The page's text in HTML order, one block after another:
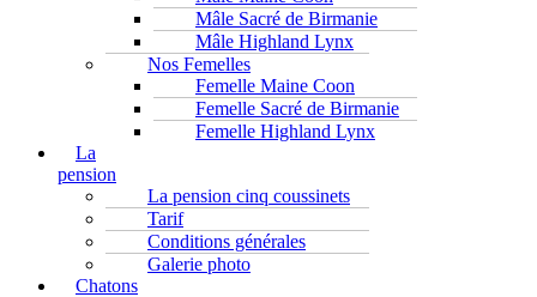
Mâle Sacré de Birmanie
Mâle Highland Lynx
Nos Femelles
Femelle Maine Coon
Femelle Sacré de Birmanie
Femelle Highland Lynx
La
pension
La pension cinq coussinets
Tarif
Conditions générales
Galerie photo
Chatons